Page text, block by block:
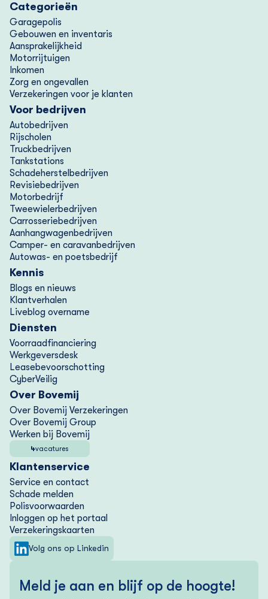
Categorieën
Garagepolis
Gebouwen en inventaris
Aansprakelijkheid
Motorrijtuigen
Inkomen
Zorg en ongevallen
Verzekeringen voor je klanten
Voor bedrijven
Autobedrijven
Rijscholen
Truckbedrijven
Tankstations
Schadeherstelbedrijven
Revisiebedrijven
Motorbedrijf
Tweewielerbedrijven
Carrosseriebedrijven
Aanhangwagenbedrijven
Camper- en caravanbedrijven
Autowas- en poetsbedrijf
Kennis
Blogs en nieuws
Klantverhalen
Liveblog overname
Diensten
Voorraad­financiering
Werkgeversdesk
Lease­bevoorschotting
CyberVeilig
Over Bovemij
Over Bovemij Verzekeringen
Over Bovemij Group
Werken bij Bovemij
4vacatures
Klantenservice
Service en contact
Schade melden
Polisvoorwaarden
Inloggen op het portaal
Verzekering­skaarten
Volg ons op Linkedin
Meld je aan en blijf op de hoogte!